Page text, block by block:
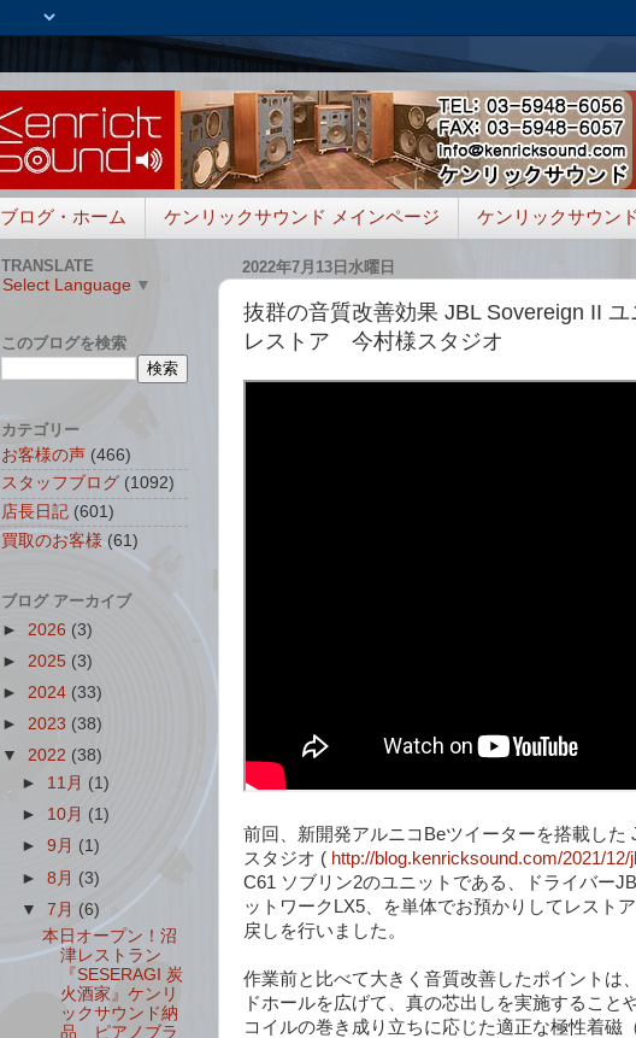
ブログ・ホーム ケンリックサウンド メインページ ケンリックサウン
2022年7月13日水曜日
抜群の音質改善効果 JBL Sovereign II
レストア 今村様スタジオ
前回、新開発アルニコBeツイーターを搭載した
スタジオ ( http://blog.kenricksound.com/2021/12/
C61 ソブリン2のユニットである、ドライバー
ットワークLX5、を単体でお預かりしてレスト
戻しを行いました。
作業前と比べて大きく音質改善したポイントは
ドホールを広げて、真の芯出しを実施すること
コイルの巻き成り立ちに応じた適正な極性着磁
TRANSLATE
Select Language ▼
このブログを検索
カテゴリー
お客様の声 (466)
スタッフブログ (1092)
店長日記 (601)
買取のお客様 (61)
ブログ アーカイブ
► 2026 (3)
► 2025 (3)
► 2024 (33)
► 2023 (38)
▼ 2022 (38)
► 11月 (1)
► 10月 (1)
►9月 (1)
►8月 (3)
▼7月 (6)
本日オープン！沼
津レストラン
『SESERAGI 炭
火酒家』ケンリ
ックサウンド納
品 ピアノブラ